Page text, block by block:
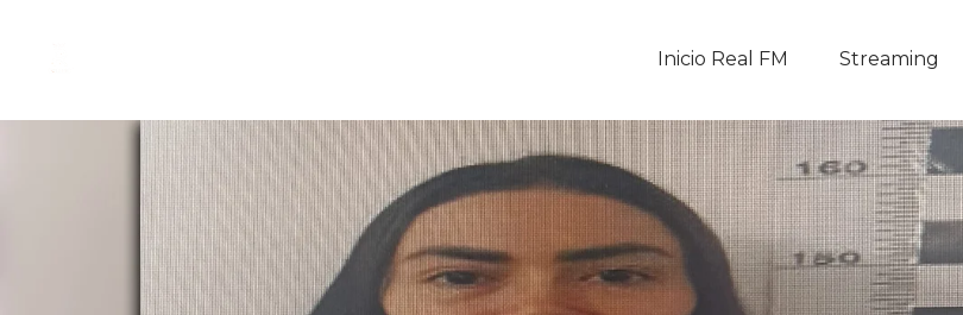
Inicio Real FM Streaming
En Vivo
Descarga La APP
Programas